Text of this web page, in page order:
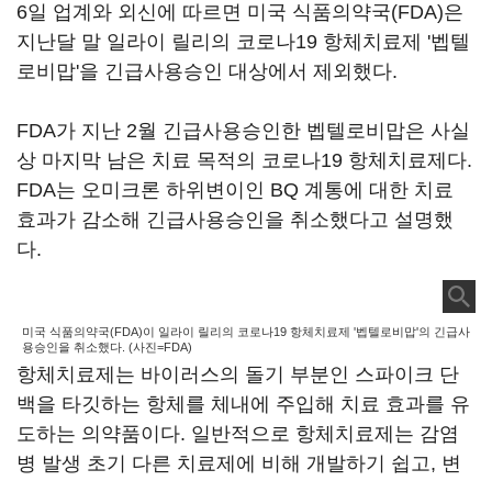
6일 업계와 외신에 따르면 미국 식품의약국(FDA)은
지난달 말 일라이 릴리의 코로나19 항체치료제 '벱텔
로비맙'을 긴급사용승인 대상에서 제외했다.
FDA가 지난 2월 긴급사용승인한 벱텔로비맙은 사실
상 마지막 남은 치료 목적의 코로나19 항체치료제다.
FDA는 오미크론 하위변이인 BQ 계통에 대한 치료
효과가 감소해 긴급사용승인을 취소했다고 설명했
다.
미국 식품의약국(FDA)이 일라이 릴리의 코로나19 항체치료제 '벱텔로비맙'의 긴급사
용승인을 취소했다. (사진=FDA)
항체치료제는 바이러스의 돌기 부분인 스파이크 단
백을 타깃하는 항체를 체내에 주입해 치료 효과를 유
도하는 의약품이다. 일반적으로 항체치료제는 감염
병 발생 초기 다른 치료제에 비해 개발하기 쉽고, 변